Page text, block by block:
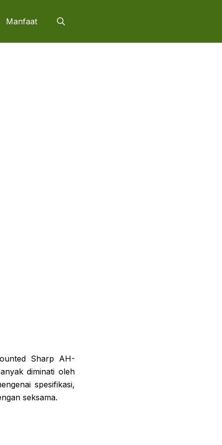
Manfaat
Sharp AH-
diminati oleh
spesifikasi,
seksama.